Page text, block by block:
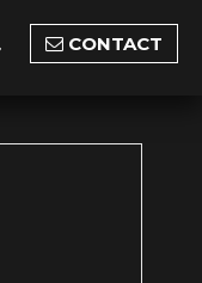
CONTACT